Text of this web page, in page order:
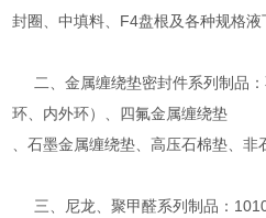
封圈、中填料、F4盘根及各种规格液
二、金属缠绕垫密封件系列制品：
环、内外环）、四氟金属缠绕垫
、石墨金属缠绕垫、高压石棉垫、非
三、尼龙、聚甲醛系列制品：